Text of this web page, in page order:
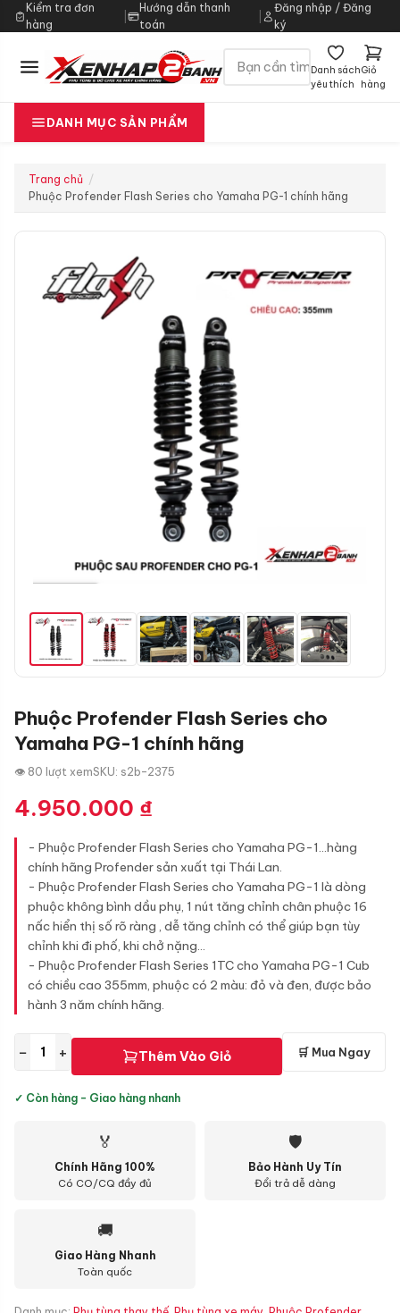
Kiểm tra đơn
hàng
|
Hướng dẫn thanh
toán
Đăng nhập / Đăng
ký
Danh sách
yêu thích
Giỏ
hàng
DANH MỤC SẢN PHẨM
Trang chủ
Phuộc Profender Flash Series cho Yamaha PG-1 chính hãng
Phuộc Profender Flash Series cho
Yamaha PG-1 chính hãng
👁 80 lượt xemSKU: s2b-2375
4.950.000 ₫
- Phuộc Profender Flash Series cho Yamaha PG-1...hàng
chính hãng Profender sản xuất tại Thái Lan.
- Phuộc Profender Flash Series cho Yamaha PG-1 là dòng
phuộc không bình dầu phụ, 1 nút tăng chỉnh chân phuộc 16
nấc hiển thị số rõ ràng , dễ tăng chỉnh có thể giúp bạn tùy
chỉnh khi đi phố, khi chở nặng...
- Phuộc Profender Flash Series 1TC cho Yamaha PG-1 Cub
có chiều cao 355mm, phuộc có 2 màu: đỏ và đen, được bảo
hành 3 năm chính hãng.
− + Thêm Vào Giỏ 🛒 Mua Ngay
✓ Còn hàng - Giao hàng nhanh
🏅
Chính Hãng 100%
Có CO/CQ đầy đủ
🛡
Bảo Hành Uy Tín
Đổi trả dễ dàng
🚚
Giao Hàng Nhanh
Toàn quốc